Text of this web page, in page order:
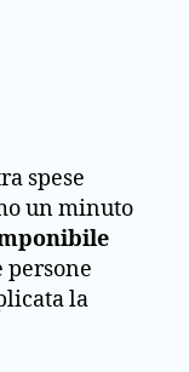
spese
un minuto
persone
la